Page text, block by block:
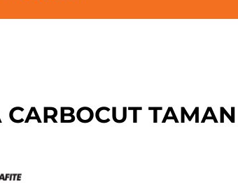
CARBOCUT